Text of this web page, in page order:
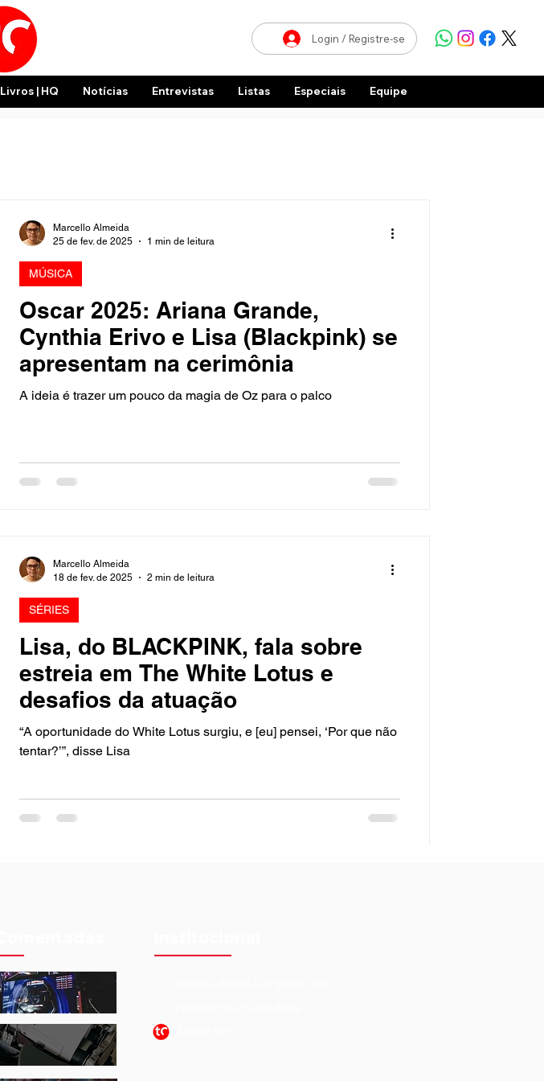
Login / Registre-se
Livros | HQ Notícias Entrevistas Listas Especiais Equipe
Oscar 2025: Ariana Grande,
Cynthia Erivo e Lisa (Blackpink) se
apresentam na cerimônia
A ideia é trazer um pouco da magia de Oz para o palco
MÚSICA
Marcello Almeida
25 de fev. de 2025
1 min de leitura
Lisa, do BLACKPINK, fala sobre
estreia em The White Lotus e
desafios da atuação
“A oportunidade do White Lotus surgiu, e [eu] pensei, ‘Por que não
tentar?’”, disse Lisa
SÉRIES
Marcello Almeida
18 de fev. de 2025
2 min de leitura